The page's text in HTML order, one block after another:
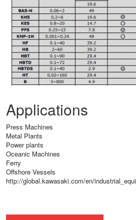
Applications
Press Machines
Metal Plants
Power plants
Oceanic Machines
Ferry
Offshore Vessels
http://global.kawasaki.com/en/